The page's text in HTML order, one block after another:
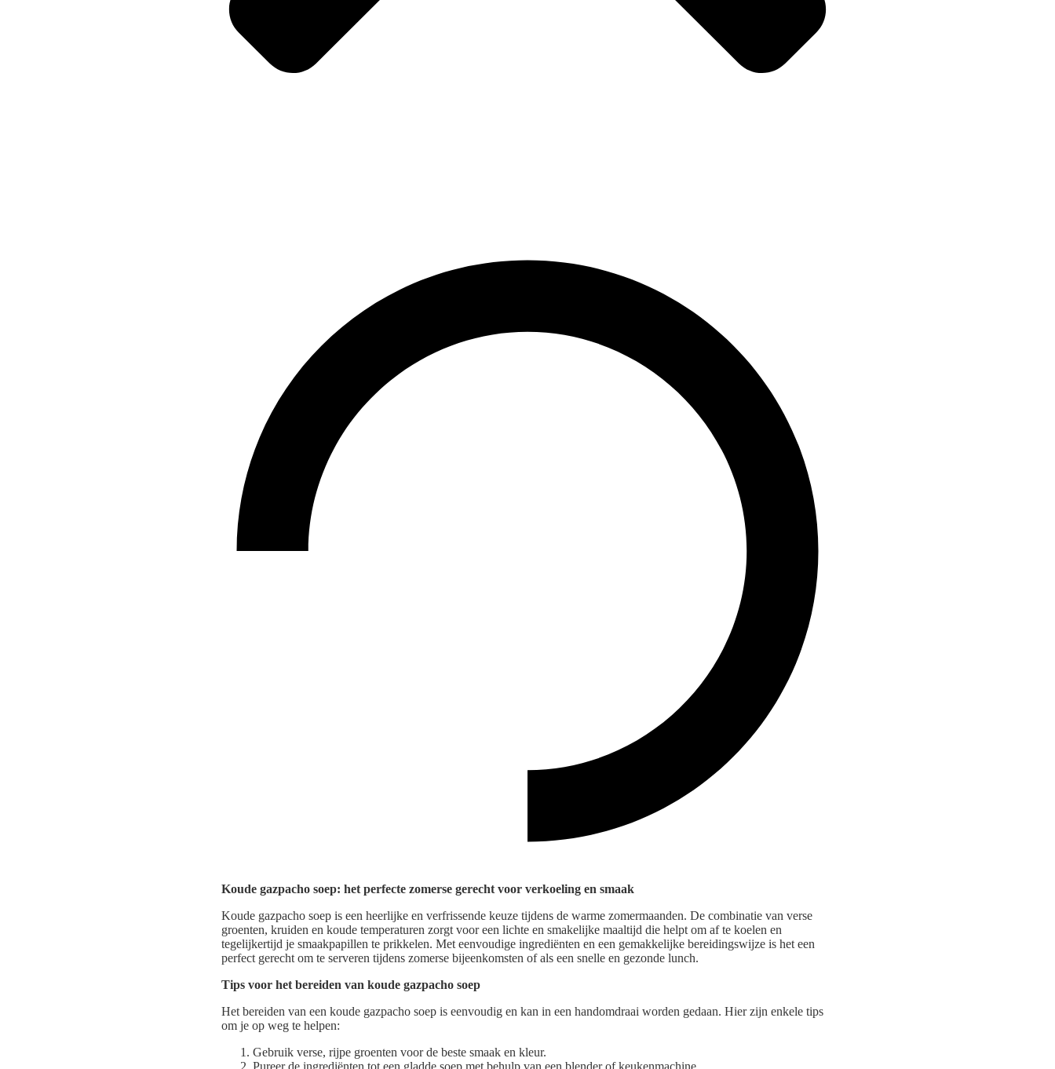
Koude gazpacho soep: het perfecte zomerse gerecht voor verkoeling en smaak
Koude gazpacho soep is een heerlijke en verfrissende keuze tijdens de warme zomermaanden. De combinatie van verse
groenten, kruiden en koude temperaturen zorgt voor een lichte en smakelijke maaltijd die helpt om af te koelen en
tegelijkertijd je smaakpapillen te prikkelen. Met eenvoudige ingrediënten en een gemakkelijke bereidingswijze is het een
perfect gerecht om te serveren tijdens zomerse bijeenkomsten of als een snelle en gezonde lunch.
Tips voor het bereiden van koude gazpacho soep
Het bereiden van een koude gazpacho soep is eenvoudig en kan in een handomdraai worden gedaan. Hier zijn enkele tips
om je op weg te helpen:
Gebruik verse, rijpe groenten voor de beste smaak en kleur.